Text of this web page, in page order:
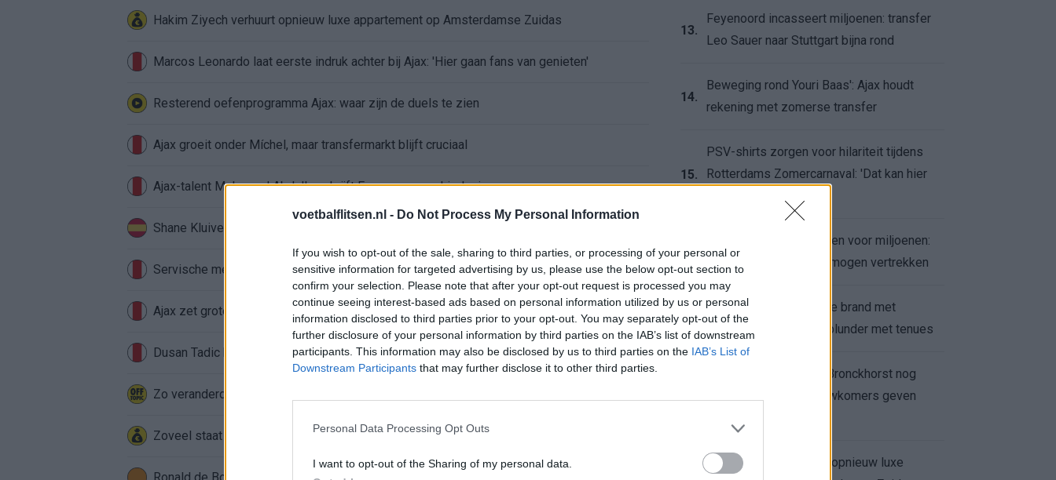
voetbalflitsen.nl - Do Not Process My Personal Information
If you wish to opt-out of the sale, sharing to third parties, or processing of your personal or
sensitive information for targeted advertising by us, please use the below opt-out section to
confirm your selection. Please note that after your opt-out request is processed you may
continue seeing interest-based ads based on personal information utilized by us or personal
information disclosed to third parties prior to your opt-out. You may separately opt-out of the
further disclosure of your personal information by third parties on the IAB’s list of downstream
participants. This information may also be disclosed by us to third parties on the IAB’s List of
Downstream Participants that may further disclose it to other third parties.
Personal Data Processing Opt Outs
I want to opt-out of the Sharing of my personal data.
Hakim Ziyech verhuurt opnieuw luxe appartement op Amsterdamse Zuidas
Marcos Leonardo laat eerste indruk achter bij Ajax: 'Hier gaan fans van genieten'
Resterend oefenprogramma Ajax: waar zijn de duels te zien
Ajax groeit onder Míchel, maar transfermarkt blijft cruciaal
Ajax-talent Mohamed Abdalla schrijft Europese geschiedenis
Shane Kluivert krijgt kans van Flick en begint in de basis bij FC Barcelona
Servische media vergelijken Ajax-talent Abdellah Ouazane met Lionel Messi
Ajax zet grote stap richting volgende ronde na ruime zege op Vojvodina
Dusan Tadic kijkt met bijzondere gevoelens naar Ajax - Vojvodina
Zo veranderde de relatie tussen Rafael van der Vaart en Sylvie Meis door de jaren heen
Zoveel staat er financieel op het spel voor Ajax en FC Twente in Europa
13.
Feyenoord incasseert miljoenen: transfer
Leo Sauer naar Stuttgart bijna rond
14.
Beweging rond Youri Baas': Ajax houdt
rekening met zomerse transfer
15.
PSV-shirts zorgen voor hilariteit tijdens
Rotterdams Zomercarnaval: 'Dat kan hier
16.
Feyenoord zet deur open voor miljoenen:
Ueda en Hadj Moussa mogen vertrekken
17.
Ajax helpt Burnley uit de brand met
afgeknipte sokken na blunder met tenues
Feyenoord onder Van Bronckhorst nog
altijd ongeslagen: nieuwkomers geven
Hakim Ziyech verhuurt opnieuw luxe